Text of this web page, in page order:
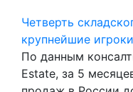
Четверть
крупнейшие
По данным
Estate, за 5